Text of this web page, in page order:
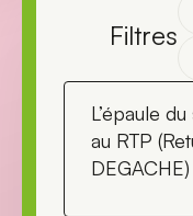
Filtres
L’épaule
au RTP
DEGACHE)